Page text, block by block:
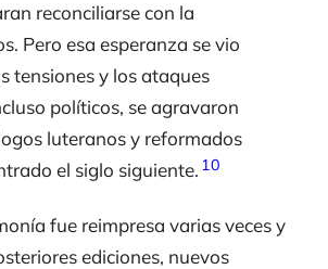
reconciliarse con la
Pero esa esperanza se vio
tensiones y los ataques
políticos, se agravaron
luteranos y reformados
el siglo siguiente. 10
fue reimpresa varias veces y
ediciones, nuevos